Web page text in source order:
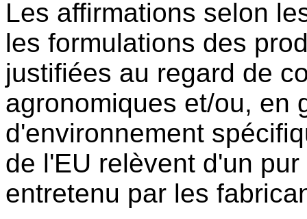
Les affirmations selon
les formulations des
justifiées au regard de
agronomiques et/ou, en
d'environnement
de l'EU relèvent d'un
entretenu par les